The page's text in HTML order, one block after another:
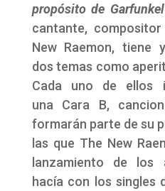
propósito de Garfunkel
cantante,
New Raemon, tiene
dos temas como
Cada uno de ellos
una Cara B,
formarán parte de su
las que The New
lanzamiento de los
hacía con los singles